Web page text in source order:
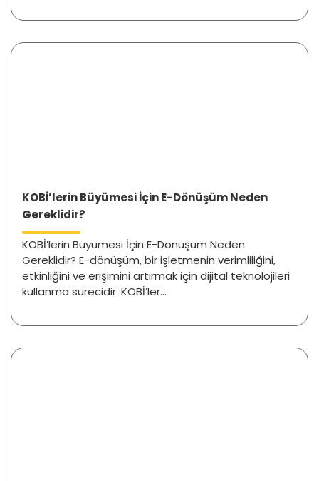
KOBİ’lerin Büyümesi İçin E-Dönüşüm Neden
Gereklidir?
KOBİ’lerin Büyümesi İçin E-Dönüşüm Neden
Gereklidir? E-dönüşüm, bir işletmenin verimliliğini,
etkinliğini ve erişimini artırmak için dijital teknolojileri
kullanma sürecidir. KOBİ’ler...